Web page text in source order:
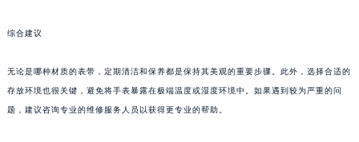
综合建议
无论是哪种材质的表带，定期清洁和保养都是保持其美观的重要步骤。此外，选择合适的
存放环境也很关键，避免将手表暴露在极端温度或湿度环境中。如果遇到较为严重的问
题，建议咨询专业的维修服务人员以获得更专业的帮助。